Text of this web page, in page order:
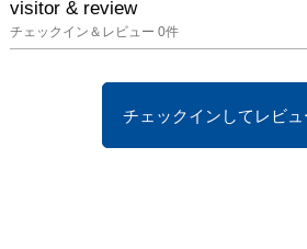
visitor & review
チェックイン＆レビュー 0件
チェックインしてレビュ